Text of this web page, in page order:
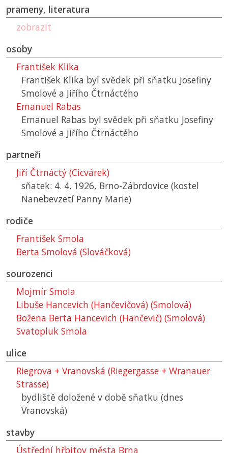
prameny, literatura
zobrazit
osoby
František Klika
František Klika byl svědek při sňatku Josefiny
Smolové a Jiřího Čtrnáctého
Emanuel Rabas
Emanuel Rabas byl svědek při sňatku Josefiny
Smolové a Jiřího Čtrnáctého
partneři
Jiří Čtrnáctý (Cicvárek)
sňatek: 4. 4. 1926, Brno-Zábrdovice (kostel
Nanebevzetí Panny Marie)
rodiče
František Smola
Berta Smolová (Slováčková)
sourozenci
Mojmír Smola
Libuše Hancevich (Hančevičová) (Smolová)
Božena Berta Hancevich (Hančevič) (Smolová)
Svatopluk Smola
ulice
Riegrova + Vranovská (Riegergasse + Wranauer
Strasse)
bydliště doložené v době sňatku (dnes
Vranovská)
stavby
Ústřední hřbitov města Brna